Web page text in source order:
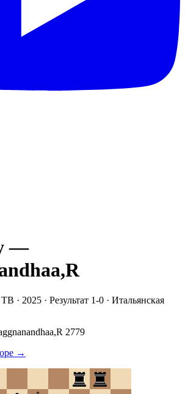
—
· 2025 · Результат 1-0 · Итальянская
2779
→